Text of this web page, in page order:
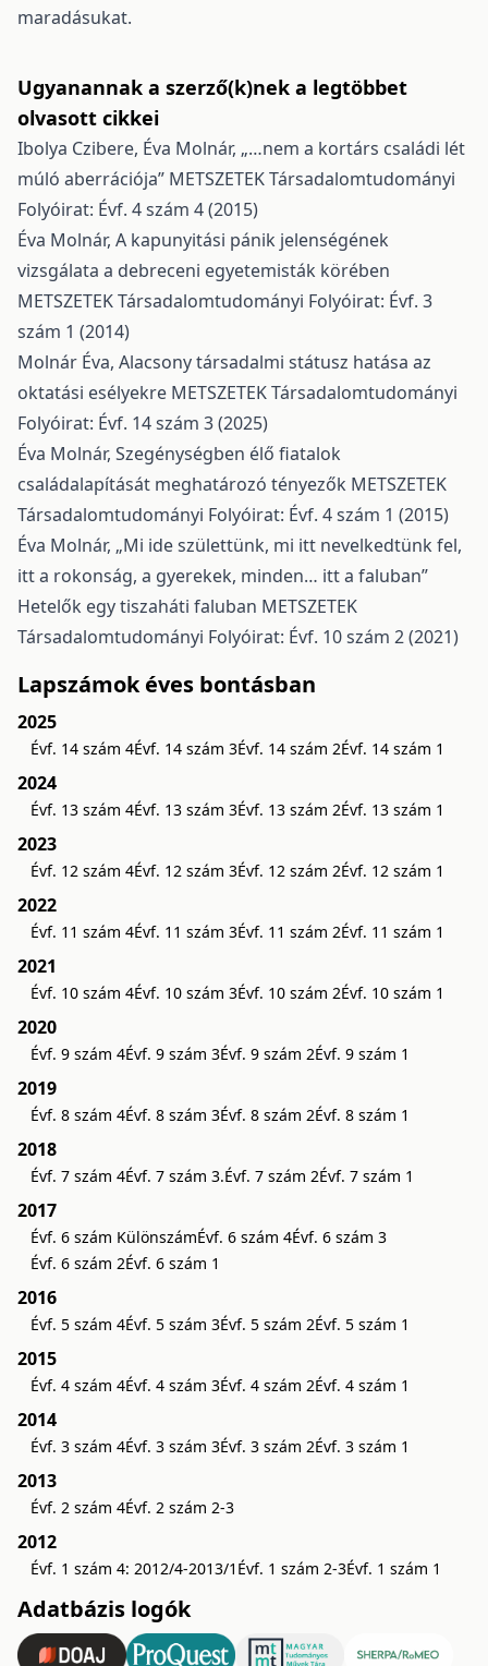
maradásukat.
Ugyanannak a szerző(k)nek a legtöbbet
olvasott cikkei
Ibolya Czibere, Éva Molnár, „…nem a kortárs családi lét
múló aberrációja” METSZETEK Társadalomtudományi
Folyóirat: Évf. 4 szám 4 (2015)
Éva Molnár, A kapunyitási pánik jelenségének
vizsgálata a debreceni egyetemisták körében
METSZETEK Társadalomtudományi Folyóirat: Évf. 3
szám 1 (2014)
Molnár Éva, Alacsony társadalmi státusz hatása az
oktatási esélyekre METSZETEK Társadalomtudományi
Folyóirat: Évf. 14 szám 3 (2025)
Éva Molnár, Szegénységben élő fiatalok
családalapítását meghatározó tényezők METSZETEK
Társadalomtudományi Folyóirat: Évf. 4 szám 1 (2015)
Éva Molnár, „Mi ide születtünk, mi itt nevelkedtünk fel,
itt a rokonság, a gyerekek, minden… itt a faluban”
Hetelők egy tiszaháti faluban METSZETEK
Társadalomtudományi Folyóirat: Évf. 10 szám 2 (2021)
Lapszámok éves bontásban
2025
Évf. 14 szám 4Évf. 14 szám 3Évf. 14 szám 2Évf. 14 szám 1
2024
Évf. 13 szám 4Évf. 13 szám 3Évf. 13 szám 2Évf. 13 szám 1
2023
Évf. 12 szám 4Évf. 12 szám 3Évf. 12 szám 2Évf. 12 szám 1
2022
Évf. 11 szám 4Évf. 11 szám 3Évf. 11 szám 2Évf. 11 szám 1
2021
Évf. 10 szám 4Évf. 10 szám 3Évf. 10 szám 2Évf. 10 szám 1
2020
Évf. 9 szám 4Évf. 9 szám 3Évf. 9 szám 2Évf. 9 szám 1
2019
Évf. 8 szám 4Évf. 8 szám 3Évf. 8 szám 2Évf. 8 szám 1
2018
Évf. 7 szám 4Évf. 7 szám 3.Évf. 7 szám 2Évf. 7 szám 1
2017
Évf. 6 szám KülönszámÉvf. 6 szám 4Évf. 6 szám 3
Évf. 6 szám 2Évf. 6 szám 1
2016
Évf. 5 szám 4Évf. 5 szám 3Évf. 5 szám 2Évf. 5 szám 1
2015
Évf. 4 szám 4Évf. 4 szám 3Évf. 4 szám 2Évf. 4 szám 1
2014
Évf. 3 szám 4Évf. 3 szám 3Évf. 3 szám 2Évf. 3 szám 1
2013
Évf. 2 szám 4Évf. 2 szám 2-3
2012
Évf. 1 szám 4: 2012/4-2013/1 Évf. 1 szám 2-3Évf. 1 szám 1
Adatbázis logók